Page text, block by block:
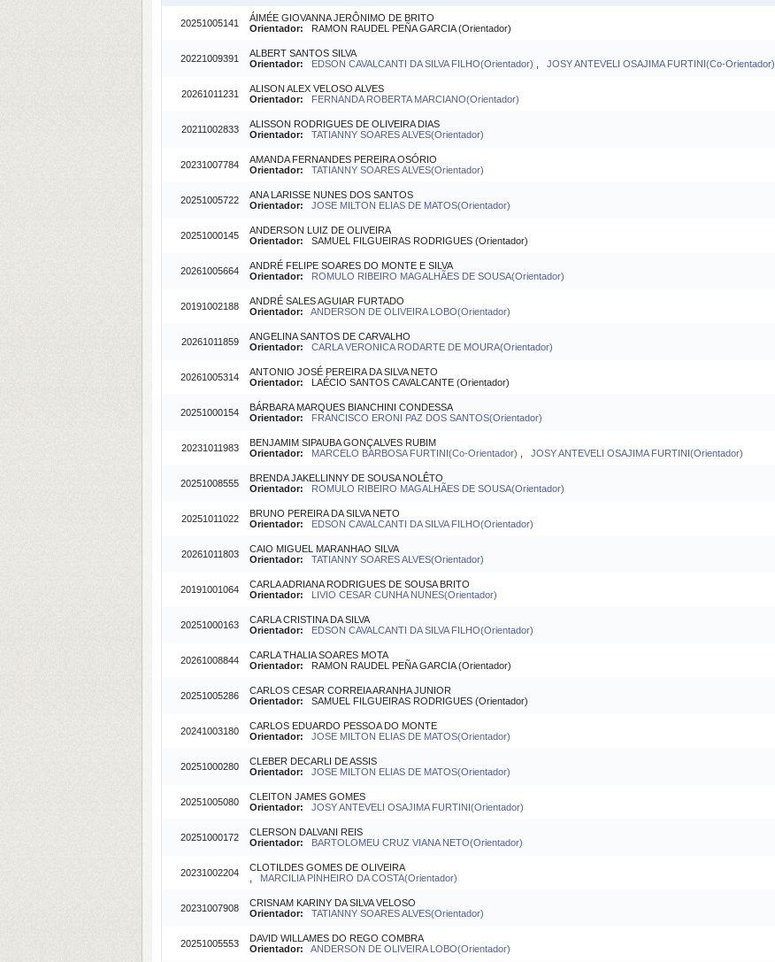
20251005141
ÁIMÉE GIOVANNA JERÔNIMO DE BRITO
Orientador: RAMON RAUDEL PEÑA GARCIA (Orientador)
20221009391
ALBERT SANTOS SILVA
Orientador:
EDSON CAVALCANTI DA SILVA FILHO(Orientador) JOSY ANTEVELI OSAJIMA FURTINI(Co-Orientador)
20261011231
ALISON ALEX VELOSO ALVES
Orientador:
FERNANDA ROBERTA MARCIANO(Orientador)
20211002833
ALISSON RODRIGUES DE OLIVEIRA DIAS
Orientador:
TATIANNY SOARES ALVES(Orientador)
20231007784
AMANDA FERNANDES PEREIRA OSÓRIO
Orientador:
TATIANNY SOARES ALVES(Orientador)
20251005722
ANA LARISSE NUNES DOS SANTOS
Orientador:
JOSE MILTON ELIAS DE MATOS(Orientador)
20251000145
ANDERSON LUIZ DE OLIVEIRA
Orientador: SAMUEL FILGUEIRAS RODRIGUES (Orientador)
20261005664
ANDRÉ FELIPE SOARES DO MONTE E SILVA
Orientador:
ROMULO RIBEIRO MAGALHÃES DE SOUSA(Orientador)
20191002188
ANDRÉ SALES AGUIAR FURTADO
Orientador:
ANDERSON DE OLIVEIRA LOBO(Orientador)
20261011859
ANGELINA SANTOS DE CARVALHO
Orientador:
CARLA VERONICA RODARTE DE MOURA(Orientador)
20261005314
ANTONIO JOSÉ PEREIRA DA SILVA NETO
Orientador: LAÉCIO SANTOS CAVALCANTE (Orientador)
20251000154
BÁRBARA MARQUES BIANCHINI CONDESSA
Orientador:
FRANCISCO ERONI PAZ DOS SANTOS(Orientador)
20231011983
BENJAMIM SIPAUBA GONÇALVES RUBIM
Orientador:
MARCELO BARBOSA FURTINI(Co-Orientador) JOSY ANTEVELI OSAJIMA FURTINI(Orientador)
20251008555
BRENDA JAKELLINNY DE SOUSA NOLÊTO
Orientador:
ROMULO RIBEIRO MAGALHÃES DE SOUSA(Orientador)
20251011022
BRUNO PEREIRA DA SILVA NETO
Orientador:
EDSON CAVALCANTI DA SILVA FILHO(Orientador)
20261011803
CAIO MIGUEL MARANHAO SILVA
Orientador:
TATIANNY SOARES ALVES(Orientador)
20191001064
CARLA ADRIANA RODRIGUES DE SOUSA BRITO
Orientador:
LIVIO CESAR CUNHA NUNES(Orientador)
20251000163
CARLA CRISTINA DA SILVA
Orientador:
EDSON CAVALCANTI DA SILVA FILHO(Orientador)
20261008844
CARLA THALIA SOARES MOTA
Orientador: RAMON RAUDEL PEÑA GARCIA (Orientador)
20251005286
CARLOS CESAR CORREIA ARANHA JUNIOR
Orientador: SAMUEL FILGUEIRAS RODRIGUES (Orientador)
20241003180
CARLOS EDUARDO PESSOA DO MONTE
Orientador:
JOSE MILTON ELIAS DE MATOS(Orientador)
20251000280
CLEBER DECARLI DE ASSIS
Orientador:
JOSE MILTON ELIAS DE MATOS(Orientador)
20251005080
CLEITON JAMES GOMES
Orientador:
JOSY ANTEVELI OSAJIMA FURTINI(Orientador)
20251000172
CLERSON DALVANI REIS
Orientador:
BARTOLOMEU CRUZ VIANA NETO(Orientador)
20231002204
CLOTILDES GOMES DE OLIVEIRA
MARCILIA PINHEIRO DA COSTA(Orientador)
20231007908
CRISNAM KARINY DA SILVA VELOSO
Orientador:
TATIANNY SOARES ALVES(Orientador)
20251005553
DAVID WILLAMES DO REGO COMBRA
Orientador:
ANDERSON DE OLIVEIRA LOBO(Orientador)